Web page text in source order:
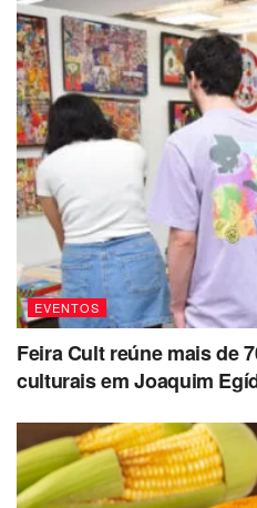
EVENTOS
Feira Cult reúne mais de
culturais em Joaquim